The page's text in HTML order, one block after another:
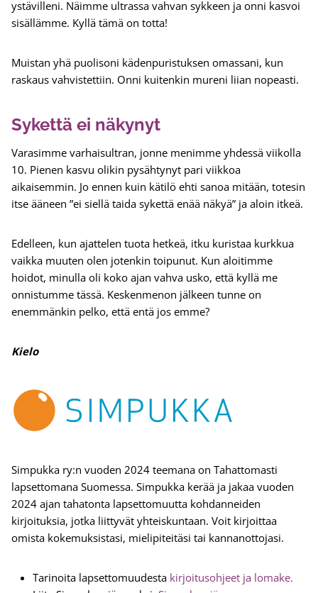
ystävilleni. Näimme ultrassa vahvan sykkeen ja onni kasvoi
sisällämme. Kyllä tämä on totta!
Muistan yhä puolisoni kädenpuristuksen omassani, kun
raskaus vahvistettiin. Onni kuitenkin mureni liian nopeasti.
Sykettä ei näkynyt
Varasimme varhaisultran, jonne menimme yhdessä viikolla
10. Pienen kasvu olikin pysähtynyt pari viikkoa
aikaisemmin. Jo ennen kuin kätilö ehti sanoa mitään, totesin
itse ääneen ”ei siellä taida sykettä enää näkyä” ja aloin itkeä.
Edelleen, kun ajattelen tuota hetkeä, itku kuristaa kurkkua
vaikka muuten olen jotenkin toipunut. Kun aloitimme
hoidot, minulla oli koko ajan vahva usko, että kyllä me
onnistumme tässä. Keskenmenon jälkeen tunne on
enemmänkin pelko, että entä jos emme?
Kielo
Simpukka ry:n vuoden 2024 teemana on Tahattomasti
lapsettomana Suomessa. Simpukka kerää ja jakaa vuoden
2024 ajan tahatonta lapsettomuutta kohdanneiden
kirjoituksia, jotka liittyvät yhteiskuntaan. Voit kirjoittaa
omista kokemuksistasi, mielipiteitäsi tai kannanottojasi.
Tarinoita lapsettomuudesta kirjoitusohjeet ja lomake.